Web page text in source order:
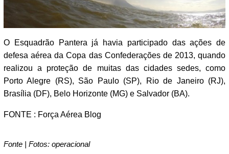
O Esquadrão Pantera já havia participado das ações de
defesa aérea da Copa das Confederações de 2013, quando
realizou a proteção de muitas das cidades sedes, como
Porto Alegre (RS), São Paulo (SP), Rio de Janeiro (RJ),
Brasília (DF), Belo Horizonte (MG) e Salvador (BA).
FONTE : Força Aérea Blog
Fonte | Fotos: operacional